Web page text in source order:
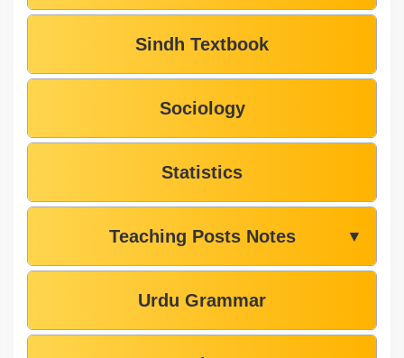
Sindh Textbook
Sociology
Statistics
Teaching Posts Notes ▼
Urdu Grammar